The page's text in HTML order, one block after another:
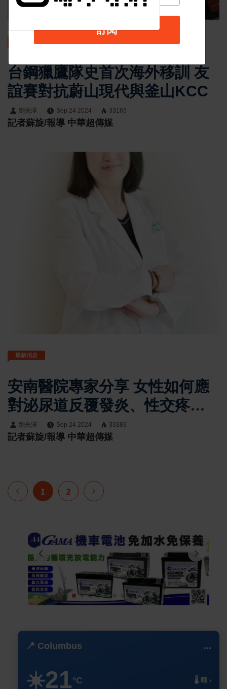
台鋼獵鷹隊史首次海外移訓 友
誼賽對抗蔚山現代與釜山KCC
劉光澤 Sep 24 2024 33165
記者蘇旋/報導 中華超傳媒
最新消息
安南醫院專家分享 女性如何應
對泌尿道反覆發炎、性交疼
痛、乾澀與更年期症狀
劉光澤 Sep 24 2024 33383
記者蘇旋/報導 中華超傳媒
1 2
📍 Columbus ...
☀️21°C 🌡️ 晴 ›
訂閱